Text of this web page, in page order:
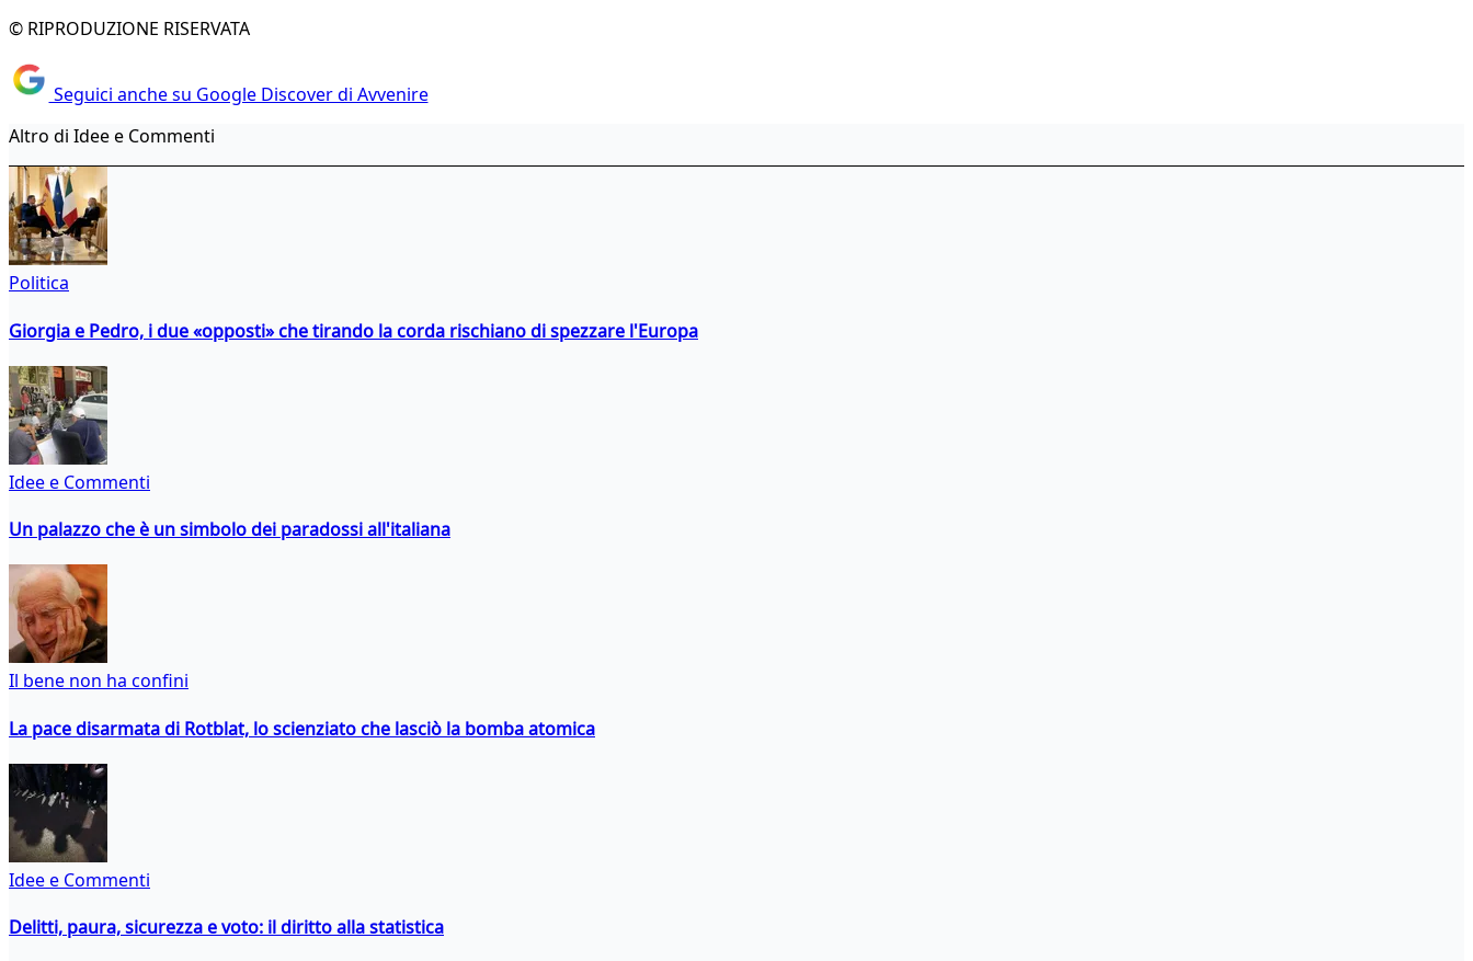
© RIPRODUZIONE RISERVATA
Seguici anche su Google Discover di Avvenire
Altro di Idee e Commenti
Politica
Giorgia e Pedro, i due «opposti» che tirando la corda rischiano di spezzare l'Europa
Idee e Commenti
Un palazzo che è un simbolo dei paradossi all'italiana
Il bene non ha confini
La pace disarmata di Rotblat, lo scienziato che lasciò la bomba atomica
Idee e Commenti
Delitti, paura, sicurezza e voto: il diritto alla statistica